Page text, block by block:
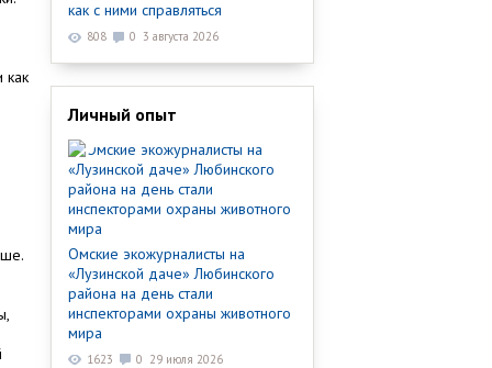
как
как с ними справляться
808 0 3 августа 2026
Личный опыт
Омские экожурналисты на
«Лузинской даче» Любинского
района на день стали
инспекторами охраны животного
мира
1623 0 29 июля 2026